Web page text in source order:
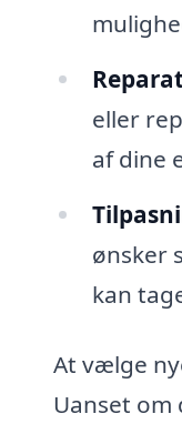
eller
af dine
ønsker
kan
At vælge
Uanset